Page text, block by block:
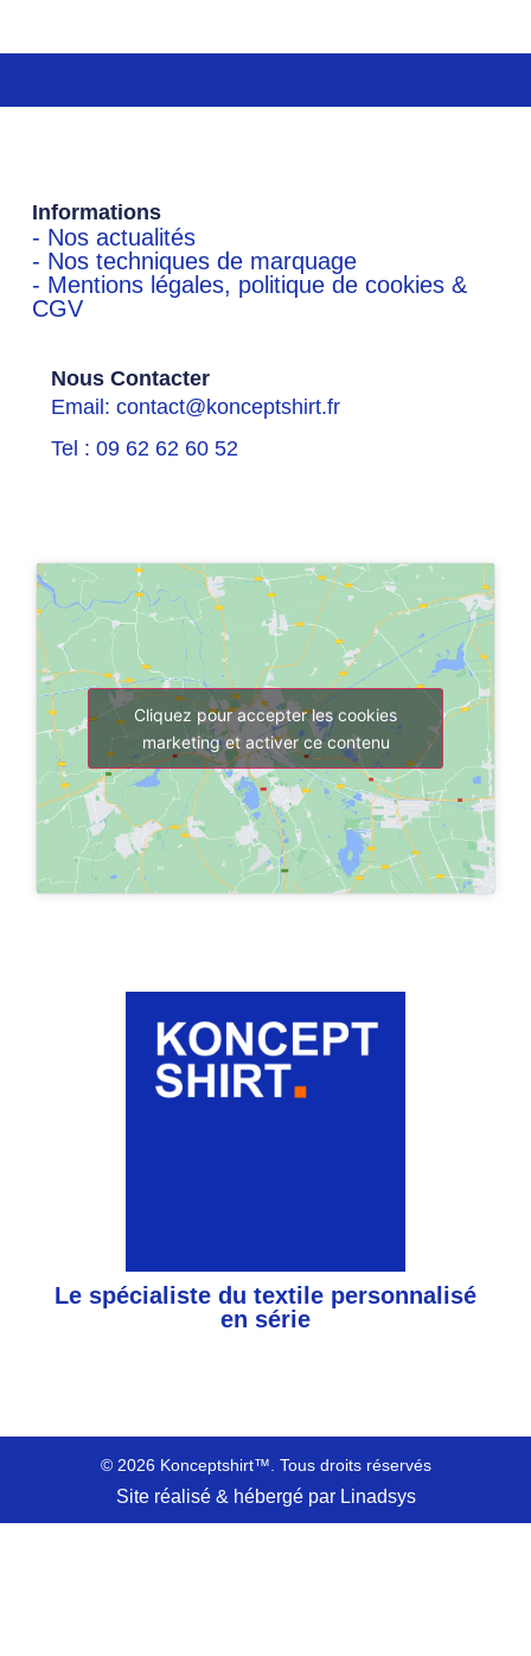
Le spécialiste du textile personnalisé
en série
Informations
- Nos actualités
- Nos techniques de marquage
- Mentions légales, politique de cookies &
CGV
Nous Contacter
Email: contact@konceptshirt.fr
Tel : 09 62 62 60 52
Cliquez pour accepter les cookies
marketing et activer ce contenu
© 2026 Konceptshirt™. Tous droits réservés
Site réalisé & hébergé par Linadsys